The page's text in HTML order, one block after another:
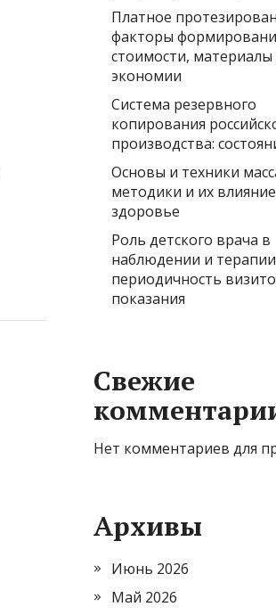
Платное
факторы
стоимости, материалы
экономии
Система резервного
копирования
производства:
Основы и техники
методики и их
здоровье
Роль детского врача в
наблюдении и
периодичность
показания
Свежие
Нет комментариев для
Архивы
Июнь 2026
Май 2026